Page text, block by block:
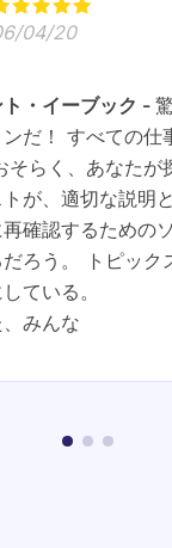
04/20
・イーブック
ンだ！ すべての仕
そらく、あなたが
が、適切な説明
確認するための
ろう。 トピック
ている。
みんな